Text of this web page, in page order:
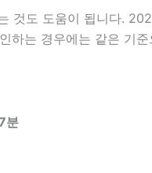
것도 도움이 됩니다.
하는 경우에는 같은 기
분